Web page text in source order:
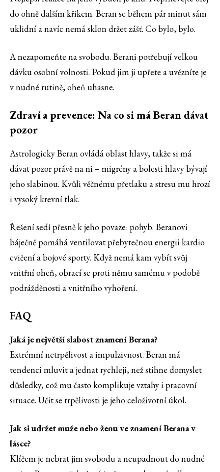
do ohně dalším křikem. Beran se během pár minut sám
uklidní a navíc nemá sklon držet zášť. Co bylo, bylo.
A nezapomeňte na svobodu. Berani potřebují velkou
dávku osobní volnosti. Pokud jim ji upřete a uvězníte je
v nudné rutině, oheň uhasne.
Zdraví a prevence: Na co si má Beran dávat
pozor
Astrologicky Beran ovládá oblast hlavy, takže si má
dávat pozor právě na ni – migrény a bolesti hlavy bývají
jeho slabinou. Kvůli věčnému přetlaku a stresu mu hrozí
i vysoký krevní tlak.
Řešení sedí přesně k jeho povaze: pohyb. Beranovi
báječně pomáhá ventilovat přebytečnou energii kardio
cvičení a bojové sporty. Když nemá kam vybít svůj
vnitřní oheň, obrací se proti němu samému v podobě
podrážděnosti a vnitřního vyhoření.
FAQ
Jaká je největší slabost znamení Berana?
Extrémní netrpělivost a impulzivnost. Beran má
tendenci mluvit a jednat rychleji, než stihne domyslet
důsledky, což mu často komplikuje vztahy i pracovní
situace. Učit se trpělivosti je jeho celoživotní úkol.
Jak si udržet muže nebo ženu ve znamení Berana v
lásce?
Klíčem je nebrat jim svobodu a neupadnout do nudné